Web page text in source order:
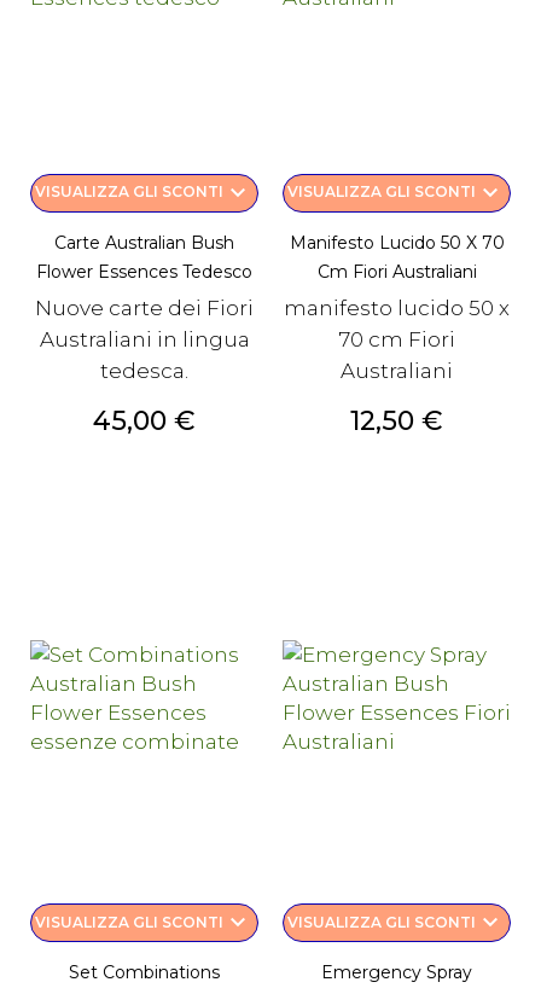
VISUALIZZA GLI SCONTI keyboard_arrow_down
Carte Australian Bush
Flower Essences Tedesco
Nuove carte dei Fiori
Australiani in lingua
tedesca.
Prezzo
45,00 €
VISUALIZZA GLI SCONTI keyboard_arrow_down
Manifesto Lucido 50 X 70
Cm Fiori Australiani
manifesto lucido 50 x
70 cm Fiori
Australiani
Prezzo
12,50 €
VISUALIZZA GLI SCONTI keyboard_arrow_down
Set Combinations
VISUALIZZA GLI SCONTI keyboard_arrow_down
Emergency Spray